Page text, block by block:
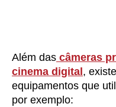
Além das câmeras
cinema digital,
equipamentos que
por exemplo: